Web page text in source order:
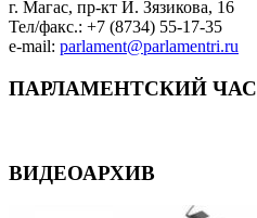
г. Магас, пр-кт И. Зязикова, 16
Тел/факс.: +7 (8734) 55-17-35
e-mail: parlament@parlamentri.ru
ПАРЛАМЕНТСКИЙ ЧАС
ВИДЕОАРХИВ